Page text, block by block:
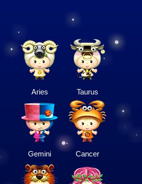
Aries Taurus
Gemini Cancer